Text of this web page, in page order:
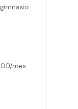
en
peso
mes